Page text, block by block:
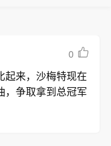
0
起来，沙梅特现在
，争取拿到总冠军